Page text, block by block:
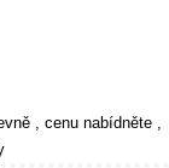
, cenu nabídněte ,